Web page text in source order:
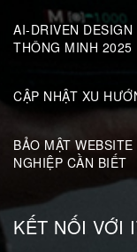
AI-DRIVEN
THÔNG MINH 2025
CẬP NHẬT XU
BẢO MẬT
NGHIỆP CẦN BIẾT
KẾT NỐI VỚI